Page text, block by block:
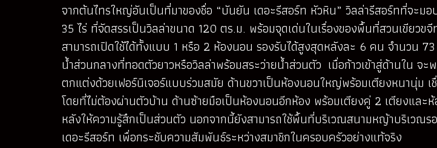
จากต้นไทรใหญ่อันเป็นที่มาของชื่อ “บันยัน เดอะรีสอร์ท หัวหิน” วิลล่ารีสอร์ทที่จะ
35 ไร่ ที่จัดสรรเป็นวิลล่าขนาด 120 ตร.ม. พร้อมจุดเด่นในเรื่องของพื้นที่สวนเขียวข
สามารถเปิดใช้ได้ทั้งแบบ 1 หรือ 2 ห้องนอน รองรับได้สูงสุดหลังละ 6 คน จำนวน
น้ำส่วนกลางที่ทอดตัวยาวหรือวิลล่าพร้อมสระว่ายน้ำส่วนตัว เมื่อก้าวเข้าสู่ด้านใน
ตกแต่งด้วยเฟอร์นิเจอร์แบบร่วมสมัย ด้านขวาเป็นห้องนอนใหญ่พร้อมเตียงหนานุ่ม
โดยที่ไม่ต้องผ่านตัวบ้าน ด้านซ้ายมือเป็นห้องนอนอีกห้อง พร้อมเตียงคู่ 2 เตียงแล
หลังให้ความรู้สึกเป็นส่วนตัว นอกจากนี้ยังสามารถใช้พื้นที่บริเวณสนามหญ้าบริเวณ
เดอะรีสอร์ท เพื่อกระชับความสัมพันธ์ระหว่างสมาชิกในครอบครัวอย่างแท้จริง